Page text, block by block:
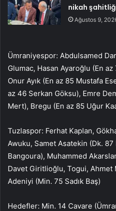
nikah
Ağustos 9,
Ümraniyespor: Abdulsamed
Glumac, Hasan Ayaroğlu (En
Onur Ayık (En az 85 Mustafa
az 46 Serkan Göksu), Emre
Mert), Bregu (En az 85 Uğur
Tuzlaspor: Ferhat Kaplan,
Awuku, Samet Asatekin (Dk.
Bangoura), Muhammed
Davet Giritlioğlu, Togui, Ahmet
Adeniyi (Min. 75 Sadık Baş)
Hedefler: Min. 14 Cavare